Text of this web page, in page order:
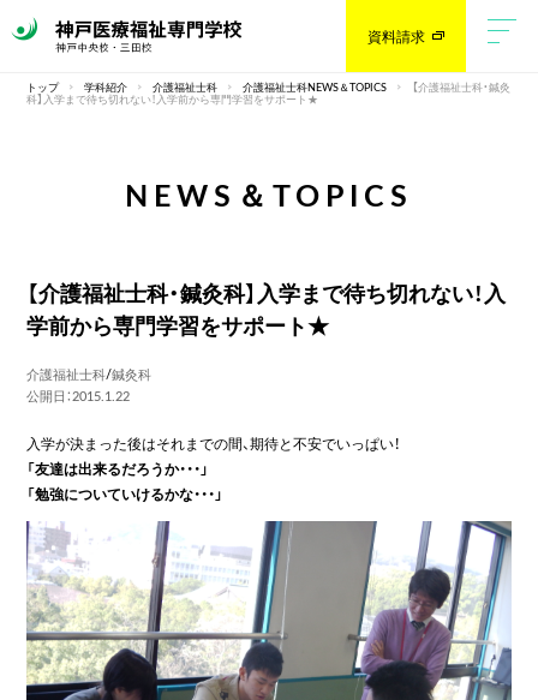
資料請求
トップ 学科紹介 介護福祉士科 介護福祉士科NEWS＆TOPICS 【介護福祉士科・鍼灸
科】入学まで待ち切れない！入学前から専門学習をサポート★
NEWS＆TOPICS
【介護福祉士科・鍼灸科】入学まで待ち切れない！入
学前から専門学習をサポート★
介護福祉士科/鍼灸科
公開日：2015.1.22
入学が決まった後はそれまでの間、期待と不安でいっぱい！
「友達は出来るだろうか・・・」
「勉強についていけるかな・・・」